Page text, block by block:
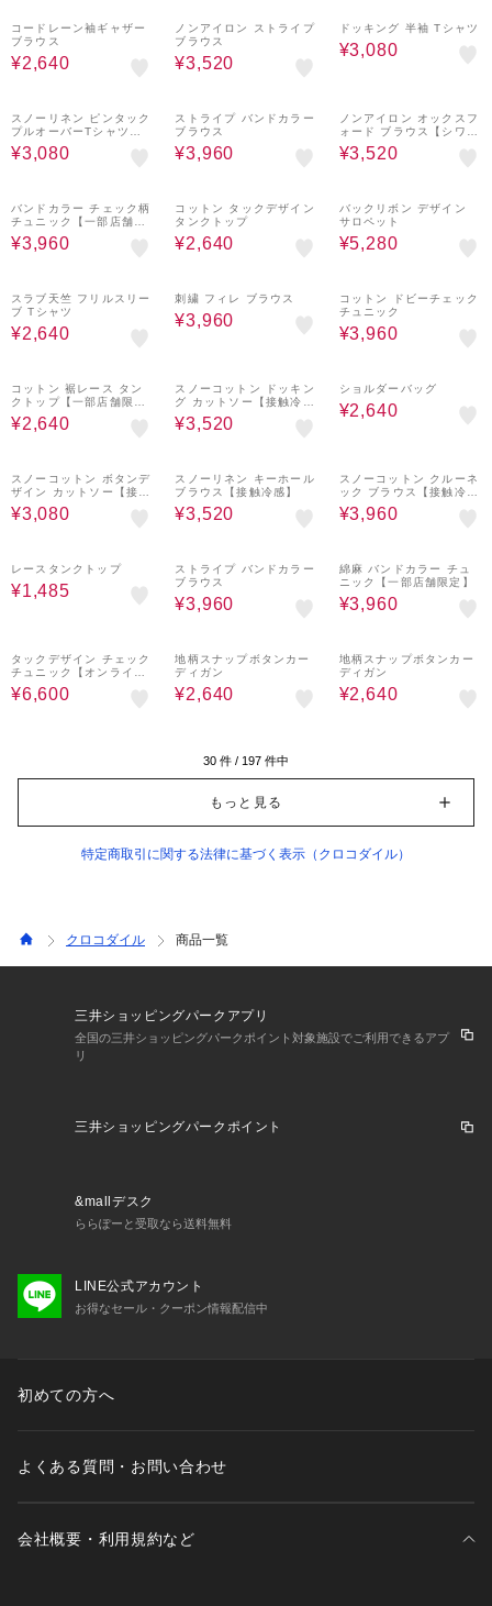
コードレーン袖ギャザー
ブラウス
¥2,640
ノンアイロン ストライプ
ブラウス
¥3,520
ドッキング 半袖 Tシャツ
¥3,080
スノーリネン ピンタック
プルオーバーTシャツ
【接触冷感】
¥3,080
ストライプ バンドカラー
ブラウス
¥3,960
ノンアイロン オックスフ
ォード ブラウス【シワに
なりにくい】
¥3,520
バンドカラー チェック柄
チュニック【一部店舗限
定】
¥3,960
コットン タックデザイン
タンクトップ
¥2,640
バックリボン デザイン
サロペット
¥5,280
スラブ天竺 フリルスリー
ブ Tシャツ
¥2,640
刺繍 フィレ ブラウス
¥3,960
コットン ドビーチェック
チュニック
¥3,960
コットン 裾レース タン
クトップ【一部店舗限
定】
¥2,640
スノーコットン ドッキン
グ カットソー【接触冷
感】
¥3,520
ショルダーバッグ
¥2,640
スノーコットン ボタンデ
ザイン カットソー【接触
冷感】
¥3,080
スノーリネン キーホール
ブラウス【接触冷感】
¥3,520
スノーコットン クルーネ
ック ブラウス【接触冷
感】
¥3,960
レースタンクトップ
¥1,485
ストライプ バンドカラー
ブラウス
¥3,960
綿麻 バンドカラー チュ
ニック【一部店舗限定】
¥3,960
タックデザイン チェック
チュニック【オンライン
ショップ・一部店舗限
定】
¥6,600
地柄スナップボタンカー
ディガン
¥2,640
地柄スナップボタンカー
ディガン
¥2,640
30 件 / 197 件中
もっと見る
特定商取引に関する法律に基づく表示（クロコダイル）
クロコダイル 商品一覧
三井ショッピングパークアプリ
全国の三井ショッピングパークポイント対象施設でご利用できるアプ
リ
三井ショッピングパークポイント
&mallデスク
ららぽーと受取なら送料無料
LINE公式アカウント
お得なセール・クーポン情報配信中
初めての方へ
よくある質問・お問い合わせ
会社概要・利用規約など